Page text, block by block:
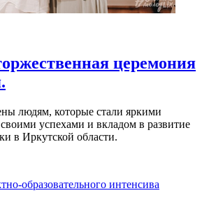
церемония
людям, которые стали яркими
успехами и вкладом в развитие
в Иркутской области.